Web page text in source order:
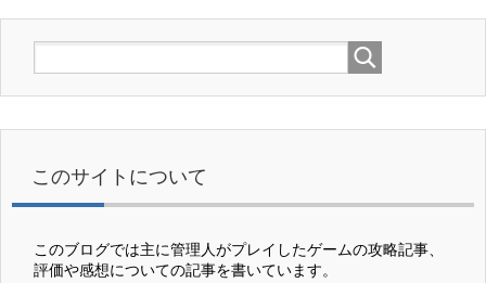
このサイトについて
このブログでは主に管理人がプレイしたゲームの攻略記事、
評価や感想についての記事を書いています。